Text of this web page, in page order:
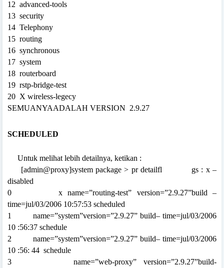
12 advanced-tools
13 security
14 Telephony
15 routing
16 synchronous
17 system
18 routerboard
19 rstp-bridge-test
20 X wireless-legecy
SEMUANYAADALAH VERSION 2.9.27
SCHEDULED
Untuk melihat lebih detailnya, ketikan :
[admin@proxy]system package > pr detailfl
gs : x –
disabled
0
x name=”routing-test” version=”2.9.27”build –
time=jul/03/2006 10:57:53 scheduled
1
name=”system”version=”2.9.27” build– time=jul/03/2006
10 :56:37 schedule
2
name=”system”version=”2.9.27” build– time=jul/03/2006
10 :56: 44 schedule
3
name=”web-proxy” version=”2.9.27”build-